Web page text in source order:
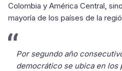
Colombia y América Central,
mayoría de los países de la
Por segundo año
democrático se ubica en los